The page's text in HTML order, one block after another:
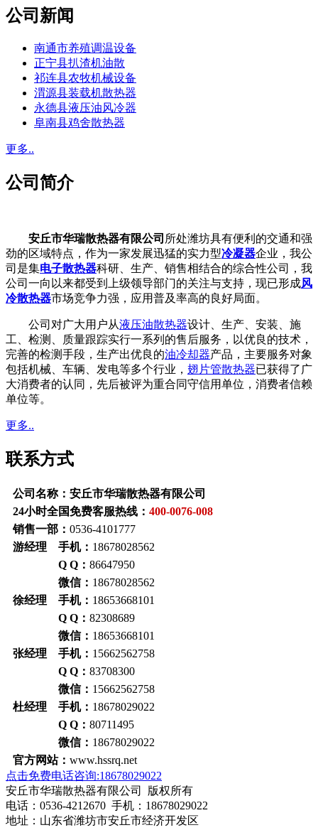
公司新闻
南通市养殖调温设备
正宁县扒渣机油散
祁连县农牧机械设备
渭源县装载机散热器
永德县液压油风冷器
阜南县鸡舍散热器
更多..
公司简介
安丘市华瑞散热器有限公司 所处潍坊具有便利的交通和强
劲的区域特点，作为一家发展迅猛的实力型冷凝器企业，我公
司是集电子散热器科研、生产、销售相结合的综合性公司，我
公司一向以来都受到上级领导部门的关注与支持，现已形成风
冷散热器市场竞争力强，应用普及率高的良好局面。
公司对广大用户从液压油散热器设计、生产、安装、施
工、检测、质量跟踪实行一系列的售后服务，以优良的技术，
完善的检测手段，生产出优良的油冷却器产品，主要服务对象
包括机械、车辆、发电等多个行业， 翅片管散热器已获得了广
大消费者的认同，先后被评为重合同守信用单位，消费者信赖
单位等。
更多..
联系方式
公司名称：安丘市华瑞散热器有限公司
24小时全国免费客服热线： 400-0076-008
销售一部： 0536-4101777
游经理 手机： 18678028562
Q Q： 86647950
微信： 18678028562
徐经理 手机： 18653668101
Q Q： 82308689
微信： 18653668101
张经理 手机： 15662562758
Q Q： 83708300
微信： 15662562758
杜经理 手机： 18678029022
Q Q： 80711495
微信： 18678029022
官方网站： www.hssrq.net
点击免费电话咨询:18678029022
安丘市华瑞散热器有限公司 版权所有
电话：0536-4212670 手机：18678029022
地址：山东省潍坊市安丘市经济开发区